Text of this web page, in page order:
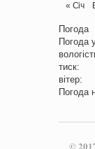
« Січ
Погода
Погода
тиск:
вітер:
Погода
©